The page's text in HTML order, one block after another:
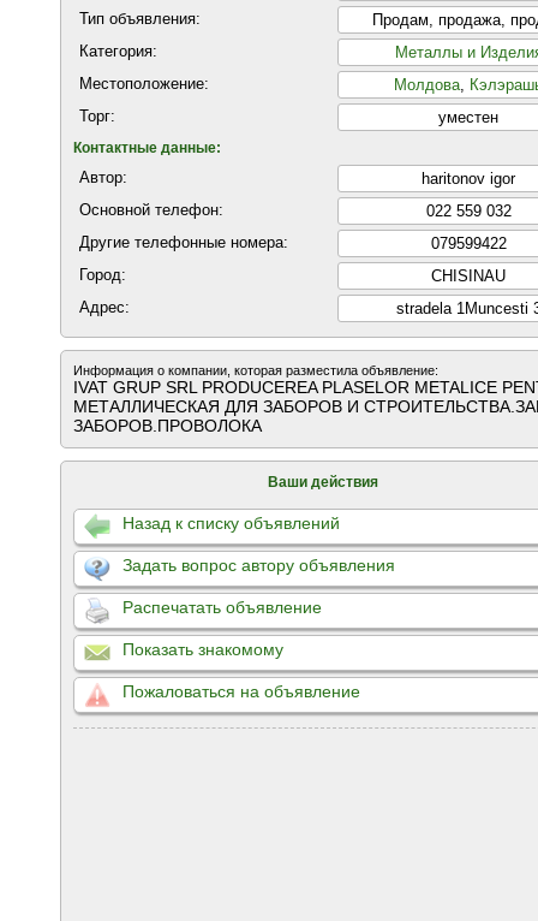
Тип объявления:
Продам, продажа,
Категория:
Металлы и
Местоположение:
Молдова,
Торг:
уместен
Контактные данные:
Автор:
haritonov igor
Основной телефон:
022 559 032
Другие телефонные номера:
079599422
Город:
CHISINAU
Адрес:
stradela 1Muncesti
Информация о компании, которая разместила объявление:
IVAT GRUP SRL PRODUCEREA PLASELOR METALICE
МЕТАЛЛИЧЕСКАЯ ДЛЯ ЗАБОРОВ И
ЗАБОРОВ.ПРОВОЛОКА
Ваши действия
Назад к списку объявлений
Задать вопрос автору объявления
Распечатать объявление
Показать знакомому
Пожаловаться на объявление